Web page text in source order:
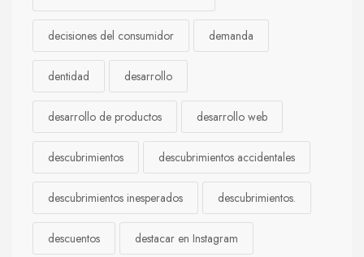
decisiones del consumidor demanda
dentidad desarrollo
desarrollo de productos desarrollo web
descubrimientos descubrimientos accidentales
descubrimientos inesperados descubrimientos.
descuentos destacar en Instagram